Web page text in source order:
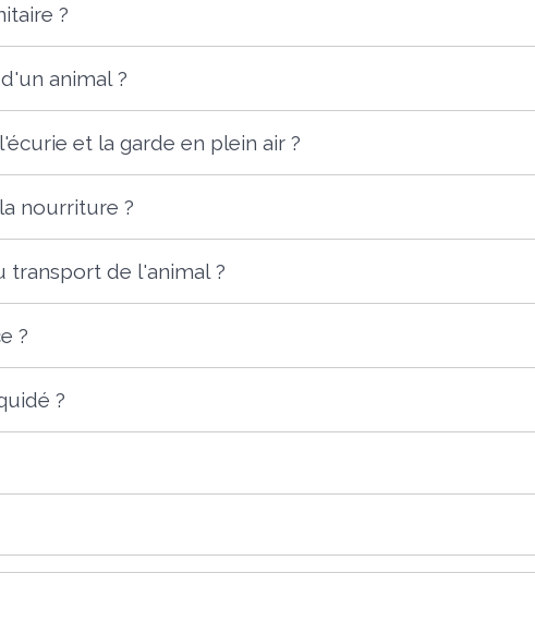
?
animal ?
et la garde en plein air ?
nourriture ?
transport de l'animal ?
?
?